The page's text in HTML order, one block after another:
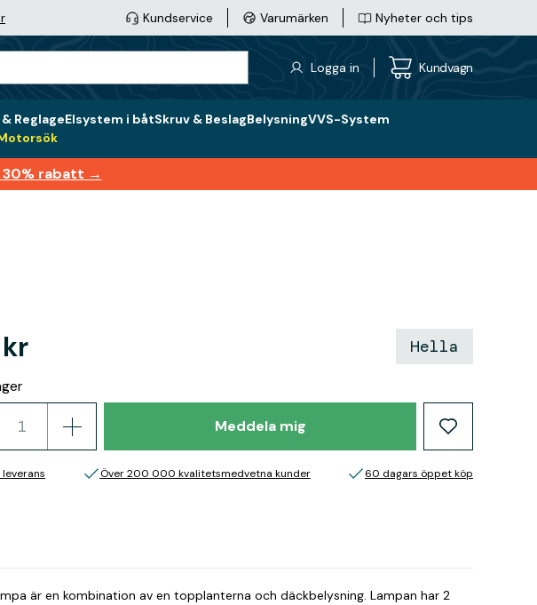
Kundservice Varumärken Nyheter och tips
Logga in Kundvagn
ReglageElsystem i båtSkruv & BeslagBelysningVVS-System
rabatt →
Hella
Meddela mig
Över 200 000 kvalitetsmedvetna kunder 60 dagars öppet köp
är en kombination av en topplanterna och däckbelysning. Lampan har 2